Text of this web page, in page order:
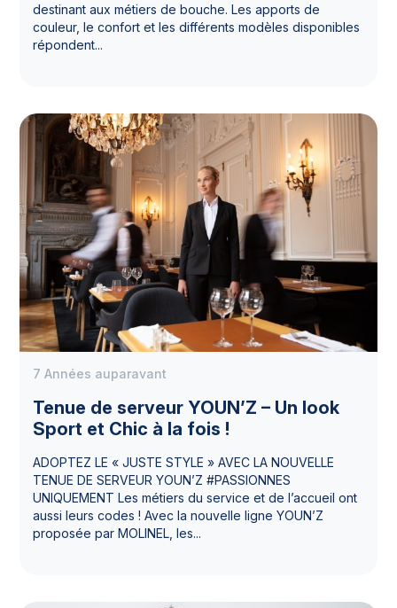
destinant aux métiers de bouche. Les apports de
couleur, le confort et les différents modèles disponibles
répondent...
Tenue de serveur YOUN’Z – Un look
Sport et Chic à la fois !
7 Années auparavant
ADOPTEZ LE « JUSTE STYLE » AVEC LA NOUVELLE
TENUE DE SERVEUR YOUN’Z #PASSIONNES
UNIQUEMENT Les métiers du service et de l’accueil ont
aussi leurs codes ! Avec la nouvelle ligne YOUN’Z
proposée par MOLINEL, les...